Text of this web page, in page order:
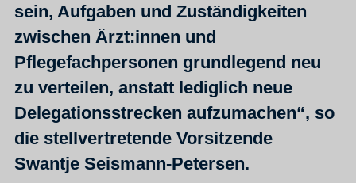
sein, Aufgaben und Zuständigkeiten
zwischen Ärzt:innen und
Pflegefachpersonen grundlegend neu
zu verteilen, anstatt lediglich neue
Delegationsstrecken aufzumachen“, so
die stellvertretende Vorsitzende
Swantje Seismann-Petersen.